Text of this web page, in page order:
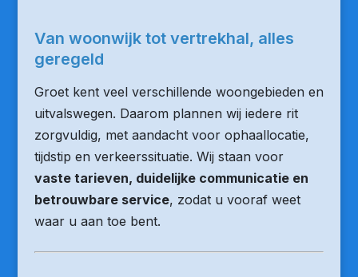
Van woonwijk tot vertrekhal, alles
geregeld
Groet kent veel verschillende woongebieden en
uitvalswegen. Daarom plannen wij iedere rit
zorgvuldig, met aandacht voor ophaallocatie,
tijdstip en verkeerssituatie. Wij staan voor
vaste tarieven, duidelijke communicatie en
betrouwbare service, zodat u vooraf weet
waar u aan toe bent.